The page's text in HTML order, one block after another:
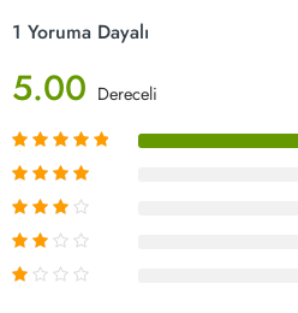
1 Yoruma Dayalı
5.00 Dereceli